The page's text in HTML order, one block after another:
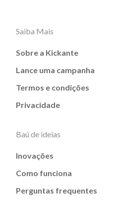
Saiba Mais
Sobre a Kickante
Lance uma campanha
Termos e condições
Privacidade
Baú de ideias
Inovações
Como funciona
Perguntas frequentes